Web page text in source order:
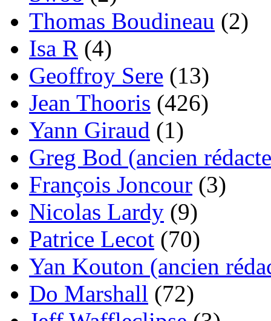
Thomas Boudineau (2)
Isa R (4)
Geoffroy Sere (13)
Jean Thooris (426)
Yann Giraud (1)
Greg Bod (ancien
François Joncour (3)
Nicolas Lardy (9)
Patrice Lecot (70)
Yan Kouton (ancien
Do Marshall (72)